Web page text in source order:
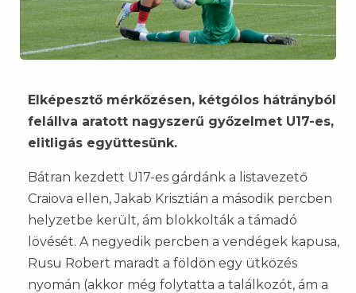
Elképesztő mérkőzésen, kétgólos hátrányból
felállva aratott nagyszerű győzelmet U17-es,
elitligás együttesünk.
Bátran kezdett U17-es gárdánk a listavezető
Craiova ellen, Jakab Krisztián a második percben
helyzetbe került, ám blokkolták a támadó
lövését. A negyedik percben a vendégek kapusa,
Rusu Robert maradt a földön egy ütközés
nyomán (akkor még folytatta a találkozót, ám a